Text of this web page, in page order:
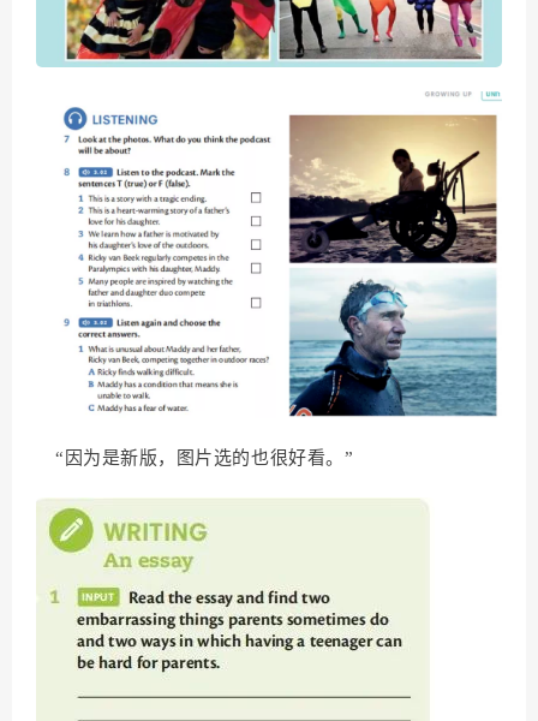
“因为是新版，图片选的也很好看。”